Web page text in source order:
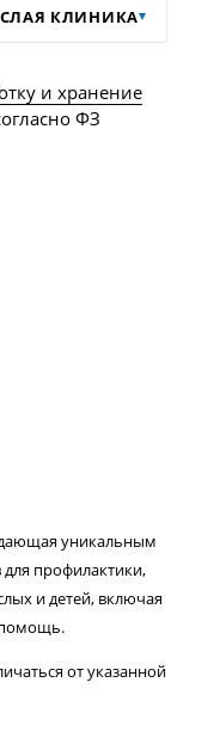
КЛИНИКА
и хранение
ФЗ
уникальным
профилактики,
и детей, включая
от указанной